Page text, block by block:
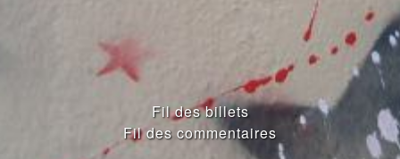
Fil des billets
Fil des commentaires